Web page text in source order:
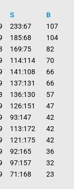
S
B
233:67
107
185:68
104
169:75
82
114:114
70
141:108
66
137:131
66
136:130
57
126:151
47
93:147
42
113:172
42
121:175
42
92:165
36
97:157
32
71:168 23